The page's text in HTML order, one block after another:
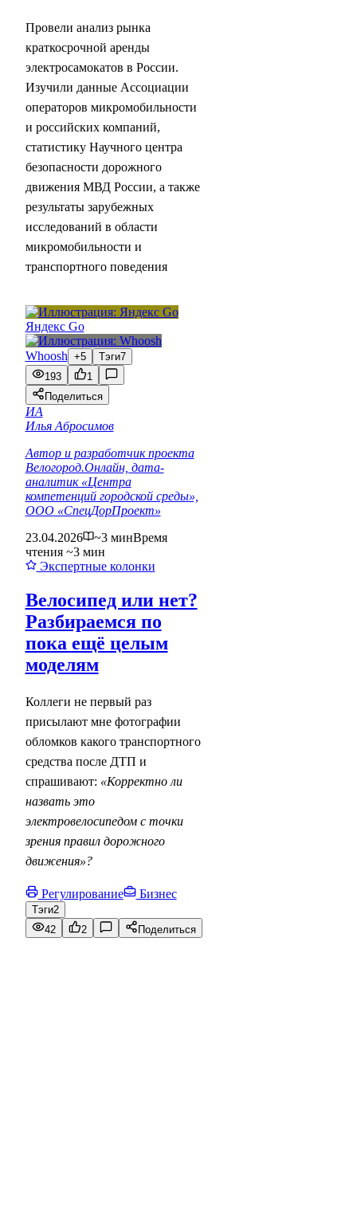
Провели анализ рынка
краткосрочной аренды
электросамокатов в России.
Изучили данные Ассоциации
операторов микромобильности
и российских компаний,
статистику Научного центра
безопасности дорожного
движения МВД России, а также
результаты зарубежных
исследований в области
микромобильности и
транспортного поведения
Яндекс Go
Whoosh +5 Тэги7
193
1
Поделиться
ИА
Илья Абросимов
Автор и разработчик проекта
Велогород.Онлайн, дата-
аналитик «Центра
компетенций городской среды»,
ООО «СпецДорПроект»
23.04.2026
~3 минВремя
чтения ~3 мин
Экспертные колонки
Велосипед или нет?
Разбираемся по
пока ещё целым
моделям
Коллеги не первый раз
присылают мне фотографии
обломков какого транспортного
средства после ДТП и
спрашивают: «Корректно ли
назвать это
электровелосипедом с точки
зрения правил дорожного
движения»?
Регулирование Бизнес
Тэги2
42
2 Поделиться